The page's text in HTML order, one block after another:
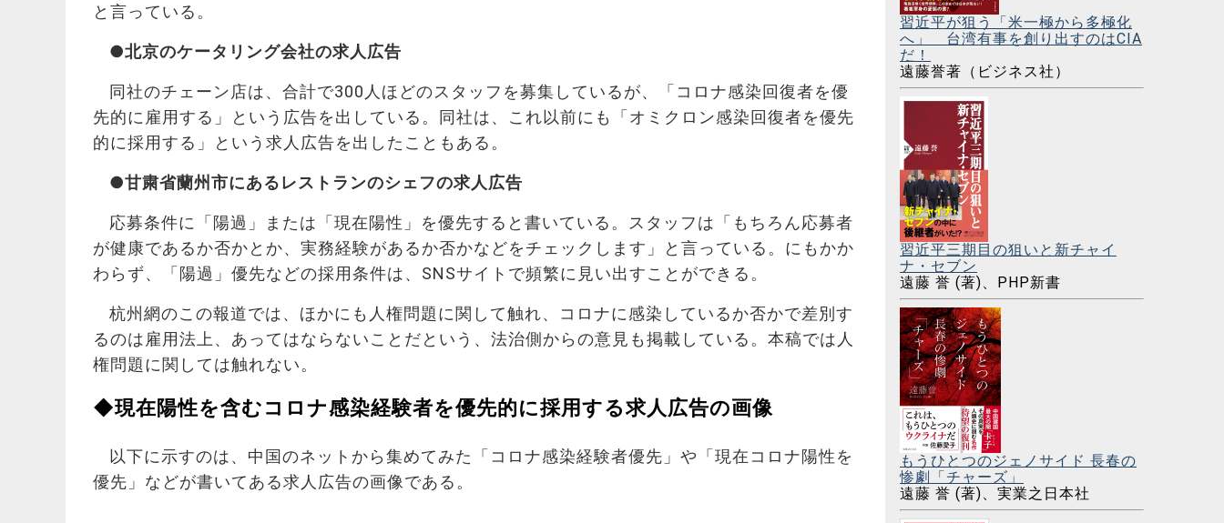
と言っている。
●北京のケータリング会社の求人広告
同社のチェーン店は、合計で300人ほどのスタッフを募集しているが、「コロナ感染回復者を優
先的に雇用する」という広告を出している。同社は、これ以前にも「オミクロン感染回復者を優先
的に採用する」という求人広告を出したこともある。
●甘粛省蘭州市にあるレストランのシェフの求人広告
応募条件に「陽過」または「現在陽性」を優先すると書いている。スタッフは「もちろん応募者
が健康であるか否かとか、実務経験があるか否かなどをチェックします」と言っている。にもかか
わらず、「陽過」優先などの採用条件は、SNSサイトで頻繁に見い出すことができる。
杭州網のこの報道では、ほかにも人権問題に関して触れ、コロナに感染しているか否かで差別す
るのは雇用法上、あってはならないことだという、法治側からの意見も掲載している。本稿では人
権問題に関しては触れない。
◆現在陽性を含むコロナ感染経験者を優先的に採用する求人広告の画像
以下に示すのは、中国のネットから集めてみた「コロナ感染経験者優先」や「現在コロナ陽性を
優先」などが書いてある求人広告の画像である。
習近平が狙う「米一極から多極化
へ」 台湾有事を創り出すのはCIA
だ！
遠藤誉著（ビジネス社）
習近平三期目の狙いと新チャイ
ナ・セブン
遠藤 誉 (著)、PHP新書
もうひとつのジェノサイド 長春の
惨劇「チャーズ」
遠藤 誉 (著)、実業之日本社